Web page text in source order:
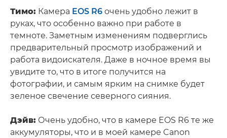
Тимо: Камера EOS R6 очень удобно лежит в
руках, что особенно важно при работе в
темноте. Заметным изменениям подверглись
предварительный просмотр изображений и
работа видоискателя. Даже в ночное время вы
увидите то, что в итоге получится на
фотографии, и самым ярким на снимке будет
зеленое свечение северного сияния.
Дэйв: Очень удобно, что в камере EOS R6 те же
аккумуляторы, что и в моей камере Canon